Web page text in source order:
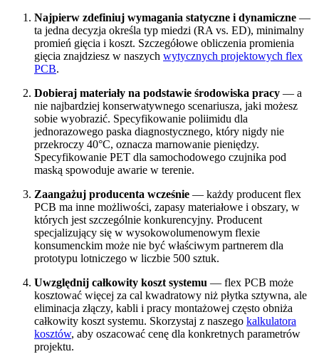
Najpierw zdefiniuj wymagania statyczne i dynamiczne —
ta jedna decyzja określa typ miedzi (RA vs. ED), minimalny
promień gięcia i koszt. Szczegółowe obliczenia promienia
gięcia znajdziesz w naszych wytycznych projektowych flex
PCB.
Dobieraj materiały na podstawie środowiska pracy — a
nie najbardziej konserwatywnego scenariusza, jaki możesz
sobie wyobrazić. Specyfikowanie poliimidu dla
jednorazowego paska diagnostycznego, który nigdy nie
przekroczy 40°C, oznacza marnowanie pieniędzy.
Specyfikowanie PET dla samochodowego czujnika pod
maską spowoduje awarie w terenie.
Zaangażuj producenta wcześnie — każdy producent flex
PCB ma inne możliwości, zapasy materiałowe i obszary, w
których jest szczególnie konkurencyjny. Producent
specjalizujący się w wysokowolumenowym flexie
konsumenckim może nie być właściwym partnerem dla
prototypu lotniczego w liczbie 500 sztuk.
Uwzględnij całkowity koszt systemu — flex PCB może
kosztować więcej za cal kwadratowy niż płytka sztywna, ale
eliminacja złączy, kabli i pracy montażowej często obniża
całkowity koszt systemu. Skorzystaj z naszego kalkulatora
kosztów, aby oszacować cenę dla konkretnych parametrów
projektu.